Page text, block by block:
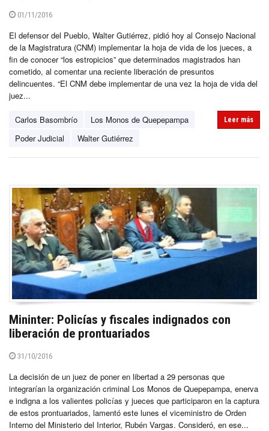
01/11/2016
El defensor del Pueblo, Walter Gutiérrez, pidió hoy al Consejo Nacional
de la Magistratura (CNM) implementar la hoja de vida de los jueces, a
fin de conocer “los estropicios” que determinados magistrados han
cometido, al comentar una reciente liberación de presuntos
delincuentes. “El CNM debe implementar de una vez la hoja de vida del
juez...
Carlos Basombrío
Los Monos de Quepepampa
Poder Judicial
Walter Gutiérrez
Leer más
Mininter: Policías y fiscales indignados con
liberación de prontuariados
31/10/2016
La decisión de un juez de poner en libertad a 29 personas que
integrarían la organización criminal Los Monos de Quepepampa, enerva
e indigna a los valientes policías y jueces que participaron en la captura
de estos prontuariados, lamentó este lunes el viceministro de Orden
Interno del Ministerio del Interior, Rubén Vargas. Consideró, en ese...